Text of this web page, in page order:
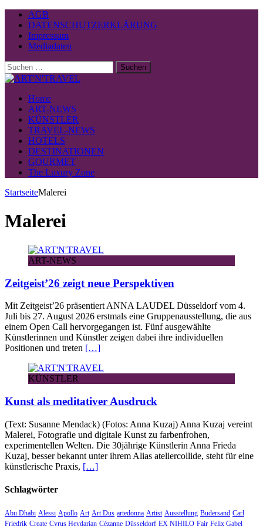
AGB
DATENSCHUTZERKLÄRUNG
Impressum
Mediadaten
Suchen
nach:
Home
ART-NEWS
KÜNSTLER
TRAVEL-NEWS
HOTELS
DESTINATIONEN
GOURMET
The Luxury Zone
StartseiteMalerei
Malerei
ART-NEWS
Zeitgeist’26 zeigt neue Perspektiven
Mit Zeitgeist’26 präsentiert ANNA LAUDEL Düsseldorf vom 4.
Juli bis 27. August 2026 erstmals eine Gruppenausstellung, die aus
einem Open Call hervorgegangen ist. Fünf ausgewählte
Künstlerinnen und Künstler zeigen dabei ihre individuellen
Positionen und treten […]
KÜNSTLER
Kunst als meditativer Ausdruck
(Text: Susanne Mendack) (Fotos: Anna Kuzaj) Anna Kuzaj vereint
Malerei, Fotografie und digitale Kunst zu farbenfrohen,
experimentellen Welten. Die 30jährige Künstlerin Anna Frieda
Kuzaj, besser bekannt unter ihrem Alias ateliercollide, steht für eine
künstlerische Praxis, […]
Schlagwörter
Abu Dhabi Alessi Apollo Art Art Dus artedonna Artist Ausstellung Budersand Carl
Friedrik Create Cyrus Heydarian Cézanne Düsseldorf EX NIHILO Fair Felix Gabel